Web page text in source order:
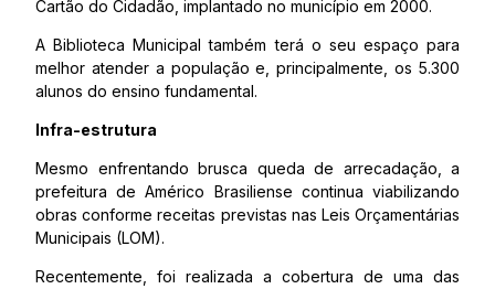
Cartão do Cidadão, implantado no município em 2000.
A Biblioteca Municipal também terá o seu espaço para
melhor atender a população e, principalmente, os 5.300
alunos do ensino fundamental.
Infra-estrutura
Mesmo enfrentando brusca queda de arrecadação, a
prefeitura de Américo Brasiliense continua viabilizando
obras conforme receitas previstas nas Leis Orçamentárias
Municipais (LOM).
Recentemente, foi realizada a cobertura de uma das